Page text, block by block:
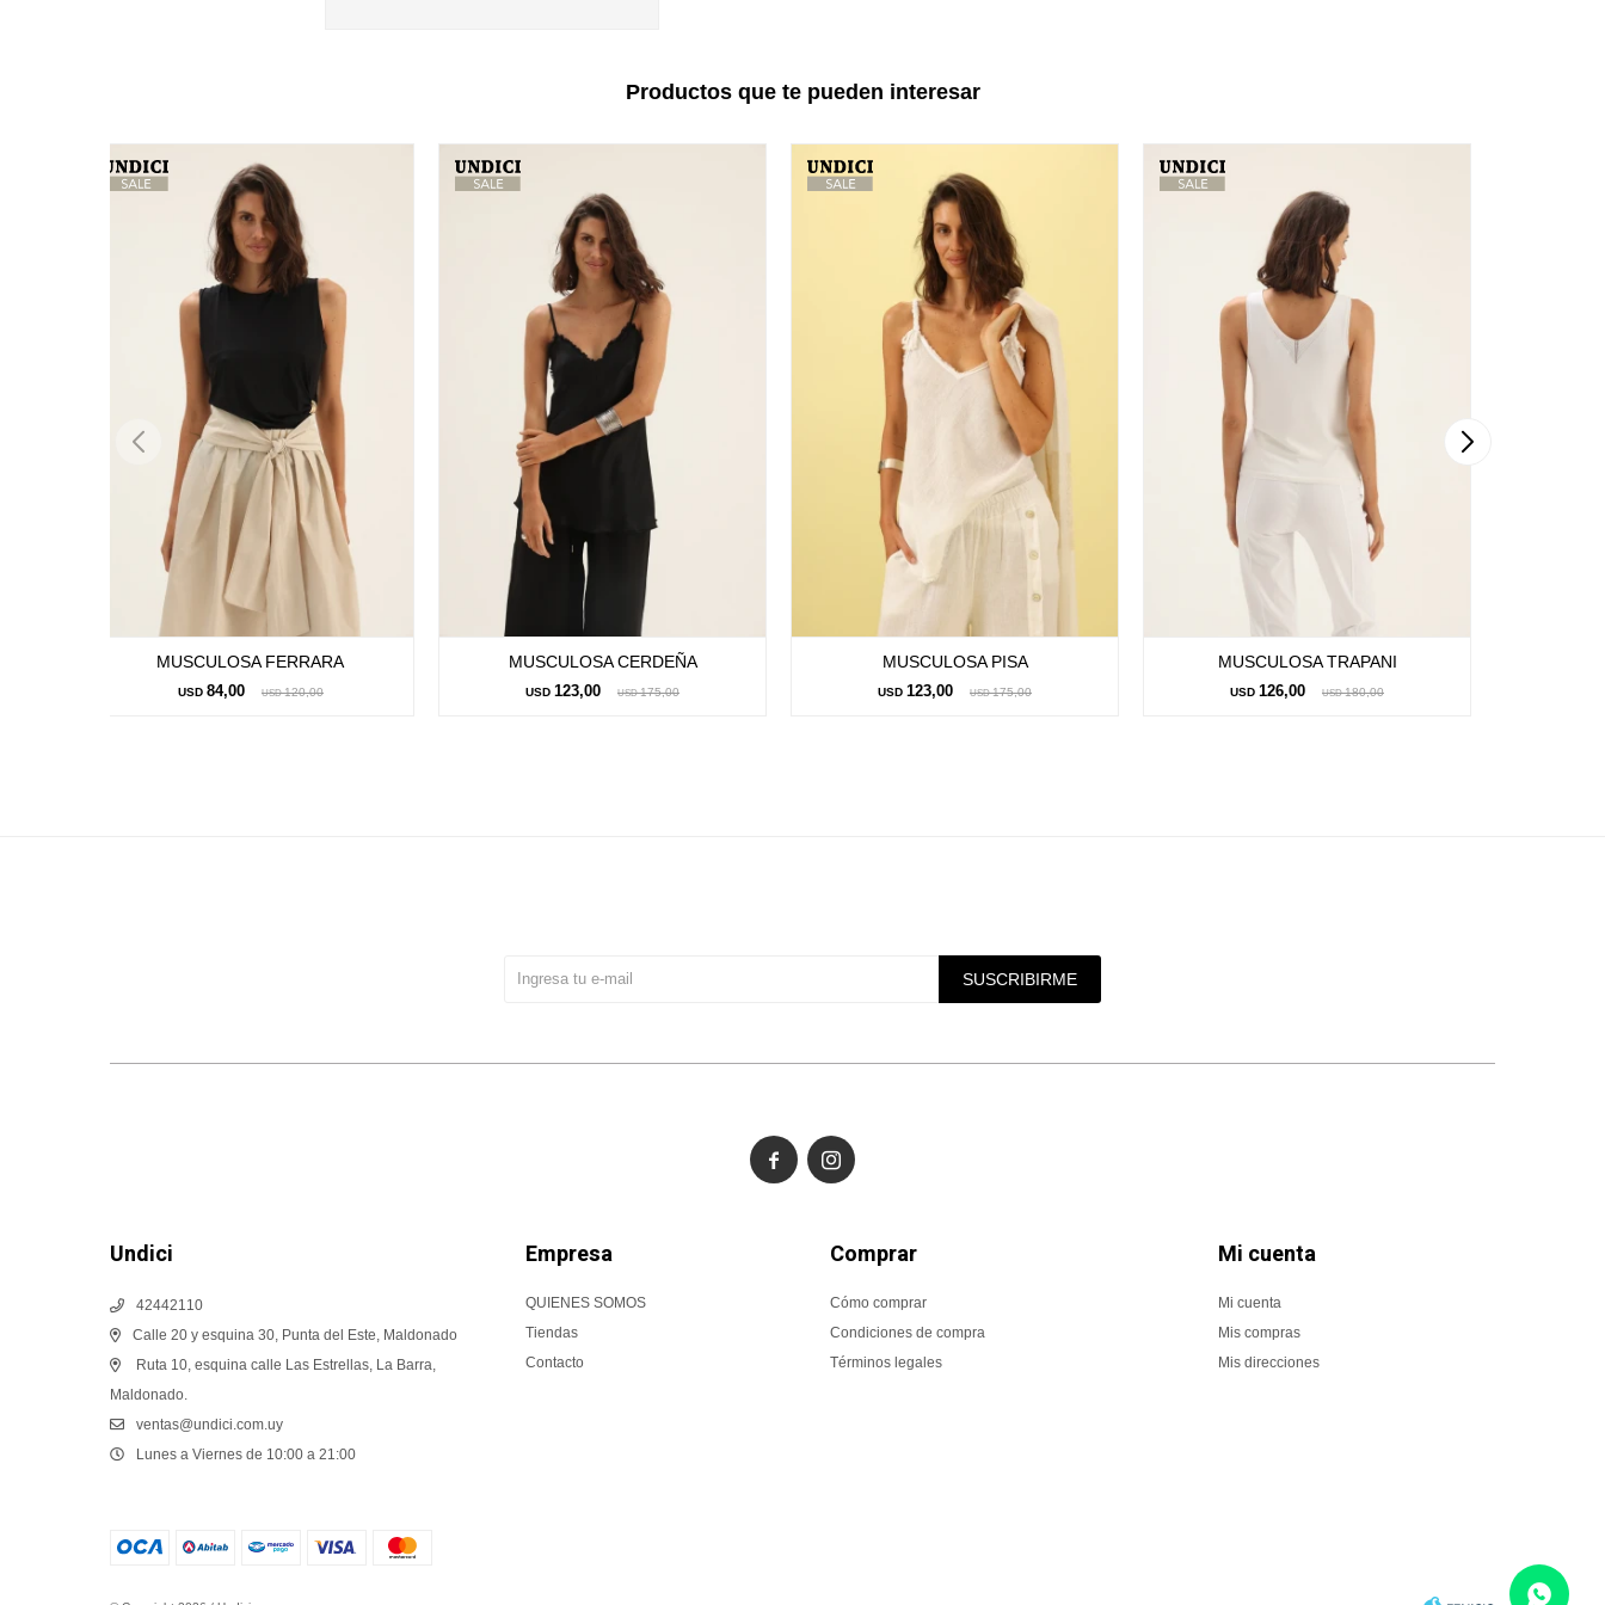
Productos que te pueden interesar
MUSCULOSA FERRARA
USD 84,00 USD 120,00
MUSCULOSA CERDEÑA
USD 123,00 USD 175,00
MUSCULOSA PISA
USD 123,00 USD 175,00
MUSCULOSA TRAPANI
USD 126,00 USD 180,00
Undici
42442110
Calle 20 y esquina 30, Punta del Este, Maldonado
Ruta 10, esquina calle Las Estrellas, La Barra,
Maldonado.
ventas@undici.com.uy
Lunes a Viernes de 10:00 a 21:00
Empresa
QUIENES SOMOS
Tiendas
Contacto
Comprar
Cómo comprar
Condiciones de compra
Términos legales
Mi cuenta
Mi cuenta
Mis compras
Mis direcciones
SUSCRIBIRME
 